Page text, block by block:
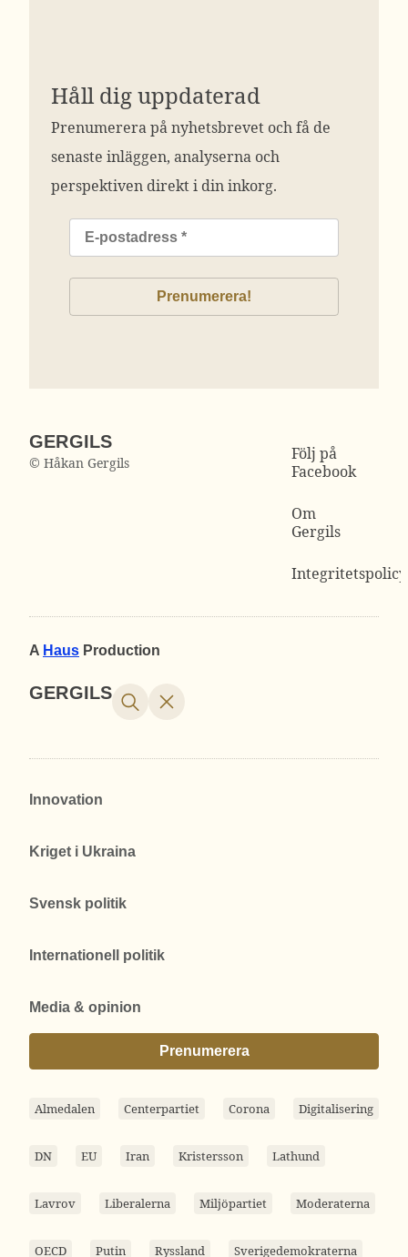
Håll dig uppdaterad
Prenumerera på nyhetsbrevet och få de
senaste inläggen, analyserna och
perspektiven direkt i din inkorg.
GERGILS
© Håkan Gergils
Följ på
Facebook
Om
Gergils
Integritetspolicy
A Haus Production
GERGILS
Innovation
Kriget i Ukraina
Svensk politik
Internationell politik
Media & opinion
Prenumerera
Almedalen Centerpartiet Corona Digitalisering
DN EU Iran Kristersson Lathund
Lavrov Liberalerna Miljöpartiet Moderaterna
OECD Putin Ryssland Sverigedemokraterna